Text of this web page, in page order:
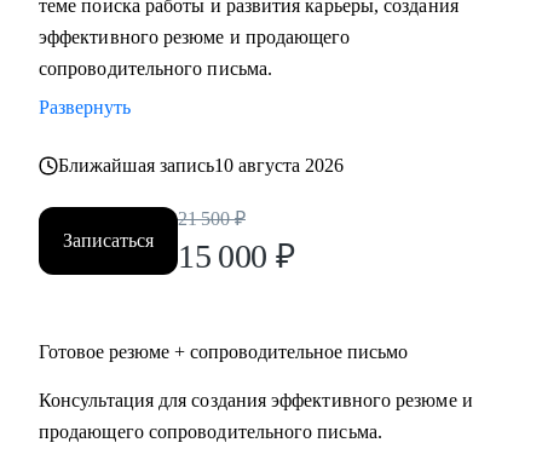
требований рынка.
• Подготовить резюме и сопроводительное письмо под
конкретную цель.
включая оценочные процедуры.
• Отработать самопрезентацию, сложные вопросы и
переговорную позицию.
коммерческим сектором: адаптировать позиционирование
Кому могу помочь
теме поиска работы и развития карьеры, создания
эффективного резюме и продающего
сопроводительного письма.
Развернуть
Ближайшая запись10 августа 2026
Записаться
21 500 ₽
15 000 ₽
Готовое резюме + сопроводительное письмо
Консультация для создания эффективного резюме и
продающего сопроводительного письма.